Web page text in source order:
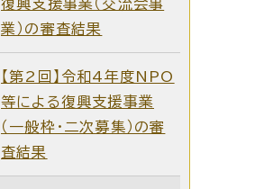
復興支援事業（交流会事
業）の審査結果
【第2回】令和4年度NPO
等による復興支援事業
（一般枠・二次募集）の審
査結果